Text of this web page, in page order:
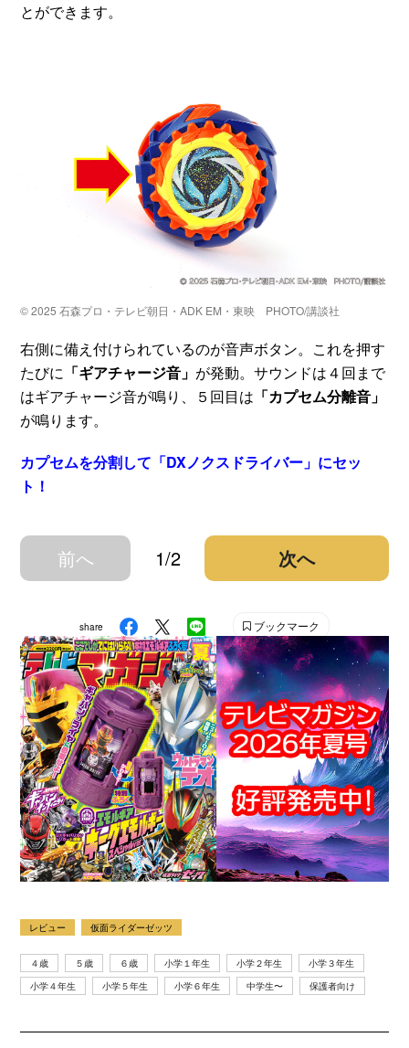
とができます。
© 2025 石森プロ・テレビ朝日・ADK EM・東映 PHOTO/講談社
右側に備え付けられているのが音声ボタン。これを押す
たびに 「ギアチャージ音」 が発動。サウンドは４回まで
はギアチャージ音が鳴り、５回目は 「カプセム分離音」
が鳴ります。
カプセムを分割して「DXノクスドライバー」にセッ
ト！
前へ 1/2 次へ
share ブックマーク
レビュー 仮面ライダーゼッツ
４歳 ５歳 ６歳 小学１年生 小学２年生
小学３年生
小学４年生
小学５年生 小学６年生 中学生〜 保護者向け